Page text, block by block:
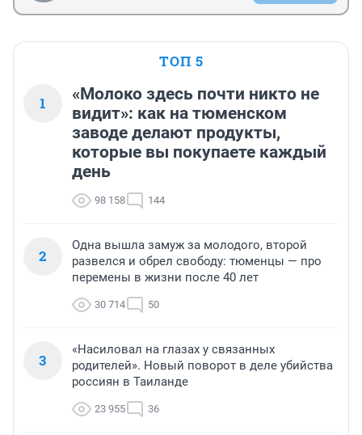
ТОП 5
1
«Молоко здесь почти никто не
видит»: как на тюменском
заводе делают продукты,
которые вы покупаете каждый
день
98 158 144
2
Одна вышла замуж за молодого, второй
развелся и обрел свободу: тюменцы — про
перемены в жизни после 40 лет
30 714 50
3
«Насиловал на глазах у связанных
родителей». Новый поворот в деле убийства
россиян в Таиланде
23 955 36